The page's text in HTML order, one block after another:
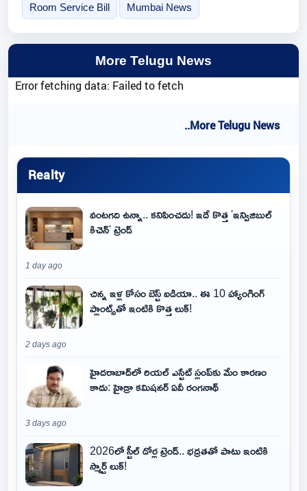
Room Service Bill Mumbai News
More Telugu News
Error fetching data: Failed to fetch
..More Telugu News
Realty
వంటగది ఉన్నా.. కనిపించదు! ఇదే కొత్త 'ఇన్విజిబుల్
కిచెన్' ట్రెండ్
1 day ago
చిన్న ఇళ్ల కోసం బెస్ట్ ఐడియా.. ఈ 10 హ్యాంగింగ్
ప్లాంట్స్‌తో ఇంటికి కొత్త లుక్!
2 days ago
హైదరాబాద్‌లో రియల్ ఎస్టేట్ స్లంప్‌కు మేం కారణం
కాదు: హైడ్రా కమిషనర్ ఏవీ రంగనాథ్
3 days ago
2026లో స్టీల్ డోర్ల ట్రెండ్.. భద్రతతో పాటు ఇంటికి
స్మార్ట్ లుక్!